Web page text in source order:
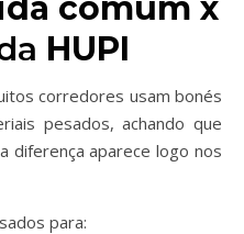
comum x
HUPI
corredores usam bonés
pesados, achando que
diferença aparece logo nos
para: